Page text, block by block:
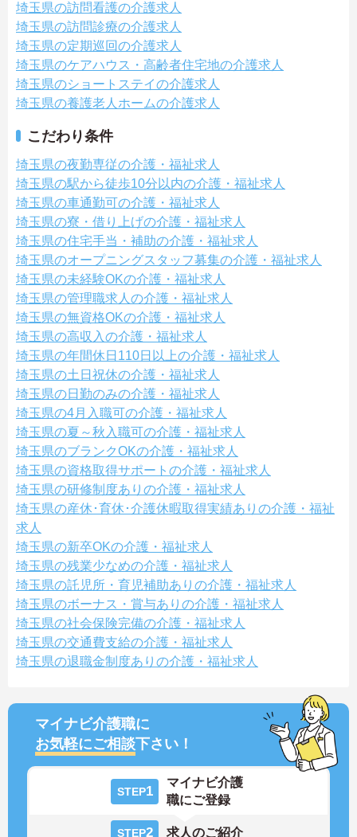
埼玉県の訪問看護の介護求人
埼玉県の訪問診療の介護求人
埼玉県の定期巡回の介護求人
埼玉県のケアハウス・高齢者住宅地の介護求人
埼玉県のショートステイの介護求人
埼玉県の養護老人ホームの介護求人
こだわり条件
埼玉県の夜勤専従の介護・福祉求人
埼玉県の駅から徒歩10分以内の介護・福祉求人
埼玉県の車通勤可の介護・福祉求人
埼玉県の寮・借り上げの介護・福祉求人
埼玉県の住宅手当・補助の介護・福祉求人
埼玉県のオープニングスタッフ募集の介護・福祉求人
埼玉県の未経験OKの介護・福祉求人
埼玉県の管理職求人の介護・福祉求人
埼玉県の無資格OKの介護・福祉求人
埼玉県の高収入の介護・福祉求人
埼玉県の年間休日110日以上の介護・福祉求人
埼玉県の土日祝休の介護・福祉求人
埼玉県の日勤のみの介護・福祉求人
埼玉県の4月入職可の介護・福祉求人
埼玉県の夏～秋入職可の介護・福祉求人
埼玉県のブランクOKの介護・福祉求人
埼玉県の資格取得サポートの介護・福祉求人
埼玉県の研修制度ありの介護・福祉求人
埼玉県の産休･育休･介護休暇取得実績ありの介護・福祉
求人
埼玉県の新卒OKの介護・福祉求人
埼玉県の残業少なめの介護・福祉求人
埼玉県の託児所・育児補助ありの介護・福祉求人
埼玉県のボーナス・賞与ありの介護・福祉求人
埼玉県の社会保険完備の介護・福祉求人
埼玉県の交通費支給の介護・福祉求人
埼玉県の退職金制度ありの介護・福祉求人
マイナビ介護職に
お気軽にご相談下さい！
STEP1
マイナビ介護
職にご登録
STEP2 求人のご紹介